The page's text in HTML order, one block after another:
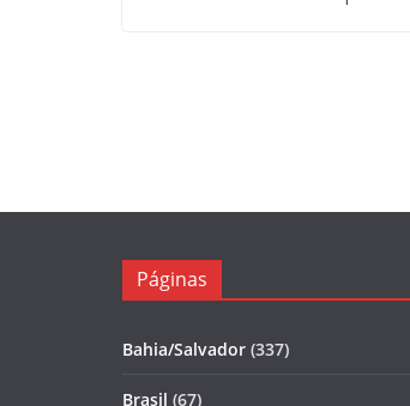
Páginas
Bahia/Salvador (337)
Brasil (67)